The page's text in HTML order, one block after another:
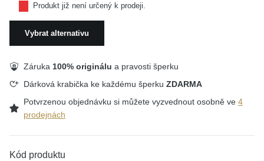
Produkt již není určený k prodeji.
Vybrat alternativu
Záruka 100% originálu a pravosti šperku
Dárková krabička ke každému šperku ZDARMA
Potvrzenou objednávku si můžete vyzvednout osobně ve 4
prodejnách
Kód produktu